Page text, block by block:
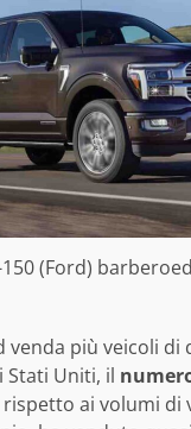
150 (Ford)
venda più veicoli di
Uniti, il
rispetto ai volumi di